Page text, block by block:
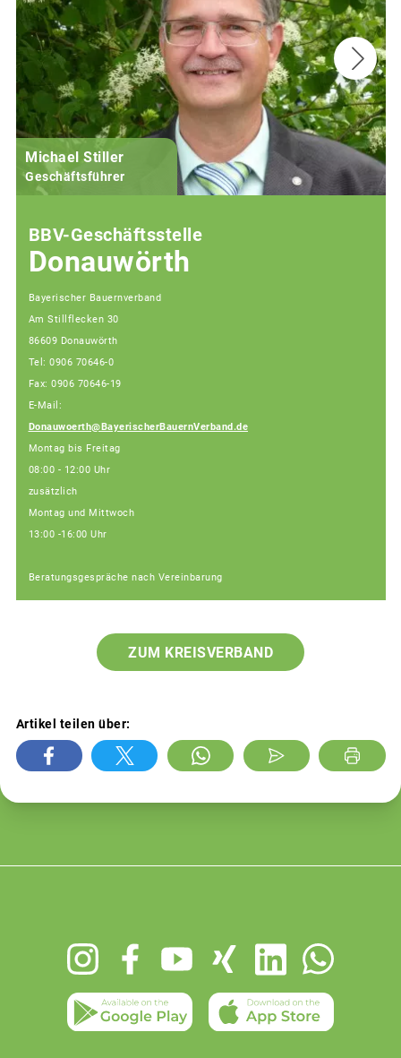
Michael Stiller
Geschäftsführer
BBV-Geschäftsstelle
Donauwörth
Bayerischer Bauernverband
Am Stillflecken 30
86609 Donauwörth
Tel: 0906 70646-0
Fax: 0906 70646-19
E-Mail:
Donauwoerth@BayerischerBauernVerband.de
Montag bis Freitag
08:00 - 12:00 Uhr
zusätzlich
Montag und Mittwoch
13:00 -16:00 Uhr
Beratungsgespräche nach Vereinbarung
ZUM KREISVERBAND
Artikel teilen über: